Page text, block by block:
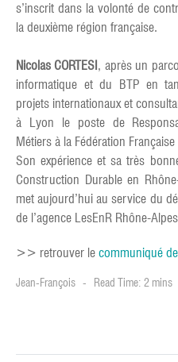
s’inscrit dans la volonté de
la deuxième région française.
Nicolas CORTESI, après un
informatique et du BTP en
projets internationaux et
à Lyon le poste de
Métiers à la Fédération
Son expérience et sa très
Construction Durable en
met aujourd’hui au service du
de l’agence LesEnR Rhône-
>> retrouver le communiqué
Jean-François Read Time: 2 mins